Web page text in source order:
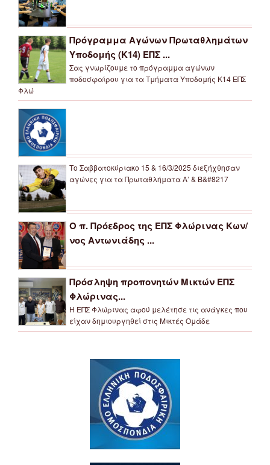
Πρόγραμμα Αγώνων Πρωταθλημάτων
Υποδομής (Κ14) ΕΠΣ ...
Σας γνωρίζουμε το πρόγραμμα αγώνων
ποδοσφαίρου για τα Τμήματα Υποδομής Κ14 ΕΠΣ
Φλώ
Το Σαββατοκύριακο 15 & 16/3/2025 διεξήχθησαν
αγώνες για τα Πρωταθλήματα Α’ & Β&#8217
Ο π. Πρόεδρος της ΕΠΣ Φλώρινας Κων/
νος Αντωνιάδης ...
Πρόσληψη προπονητών Μικτών ΕΠΣ
Φλώρινας...
Η ΕΠΣ Φλώρινας αφού μελέτησε τις ανάγκες που
είχαν δημιουργηθεί στις Μικτές Ομάδε